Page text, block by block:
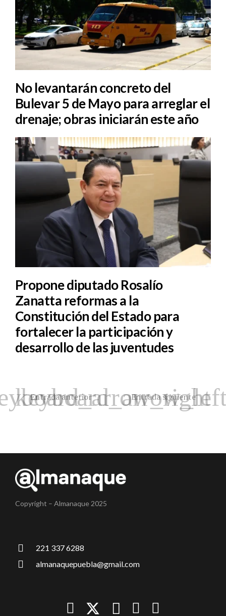
No levantarán concreto del
Bulevar 5 de Mayo para arreglar el
drenaje; obras iniciarán este año
Propone diputado Rosalío
Zanatta reformas a la
Constitución del Estado para
fortalecer la participación y
desarrollo de las juventudes
Entrada anterior Entrada siguiente
Copyright – Almanaque 2025
221 337 6288
almanaquepuebla@gmail.com